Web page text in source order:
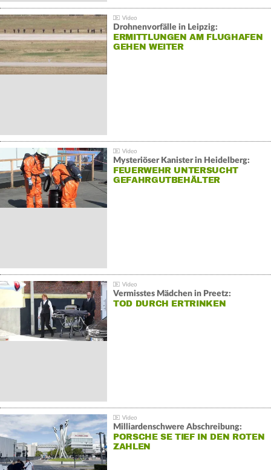
Drohnenvorfälle in Leipzig:
ERMITTLUNGEN AM FLUGHAFEN
GEHEN WEITER
Mysteriöser Kanister in Heidelberg:
FEUERWEHR UNTERSUCHT
GEFAHRGUTBEHÄLTER
Vermisstes Mädchen in Preetz:
TOD DURCH ERTRINKEN
Milliardenschwere Abschreibung:
PORSCHE SE TIEF IN DEN ROTEN
ZAHLEN